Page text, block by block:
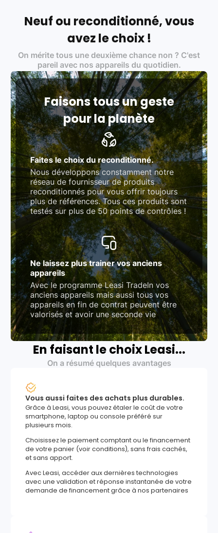
Labels environnementaux & qualité de nos partenaires
traitement des déchets électroniques (DEEE)
Produits testés et vérifiés selon des standards
rigoureux (80 à 100 points de contrôle en
fonction des produits)
Respect des normes RAEE, RoHS, et du
référentiel QualiRepar (bonus réparation)
Neuf ou reconditionné, vous
avez le choix !
On mérite tous une deuxième chance non ? C'est
pareil avec nos appareils du quotidien.
Faisons tous un geste
pour la planète
Faites le choix du reconditionné.
Nous développons constamment notre
réseau de fournisseur de produits
reconditionnés pour vous offrir toujours
plus de références. Tous ces produits sont
testés sur plus de 50 points de contrôles !
Ne laissez plus trainer vos anciens
appareils
Avec le programme Leasi TradeIn vos
anciens appareils mais aussi tous vos
appareils en fin de contrat peuvent être
valorisés et avoir une seconde vie
En faisant le choix Leasi...
On a résumé quelques avantages
Vous aussi faites des achats plus durables.
Grâce à Leasi, vous pouvez étaler le coût de votre
smartphone, laptop ou console préféré sur
plusieurs mois.
Choisissez le paiement comptant ou le financement
de votre panier (voir conditions), sans frais cachés,
et sans apport.
Avec Leasi, accéder aux dernières technologies
avec une validation et réponse instantanée de votre
demande de financement grâce à nos partenaires